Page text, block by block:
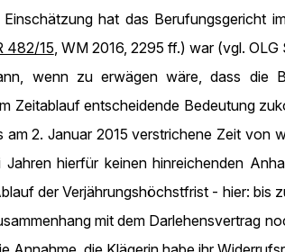
hat das Berufungsgericht
482/15, WM 2016, 2295 ff.) war (vgl. OLG
wenn zu erwägen wäre, dass die
Zeitablauf entscheidende Bedeutung
2. Januar 2015 verstrichene Zeit von
hierfür keinen hinreichenden
der Verjährungshöchstfrist - hier: bis
mit dem Darlehensvertrag